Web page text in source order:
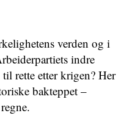
verden og i
indre
rette etter krigen? Her
bakteppet –